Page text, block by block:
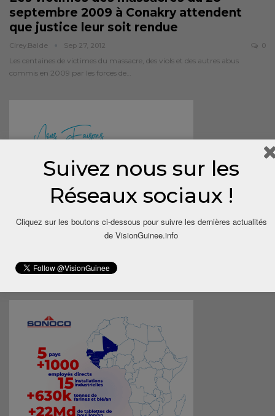
septembre 2009 à Conakry attendent
que justice leur soit rendue
Cirey.balde Sep 27, 2012 0
Les centaines de victimes du massacre, des viols et des autres abus
commis en 2009 par les forces de…
Suivez nous sur les
Réseaux sociaux !
Cliquez sur les boutons ci-dessous pour suivre les dernières actualités
de VisionGuinee.info